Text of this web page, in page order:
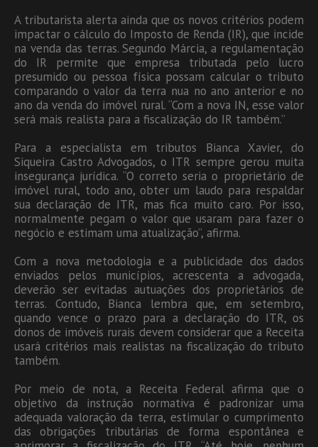
A tributarista alerta ainda que os novos critérios podem
impactar o cálculo do Imposto de Renda (IR), que incide
na venda das terras. Segundo Márcia, a regulamentação
do IR permite que empresa tributada pelo lucro
presumido ou pessoa física possam calcular o tributo
comparando o valor da terra nua no ano anterior e no
ano da venda do imóvel rural. “Com a nova IN, esse valor
será mais realista para a fiscalização do IR também.”
Para a especialista em tributos Bianca Xavier, do
Siqueira Castro Advogados, o ITR sempre gerou muita
insegurança jurídica. “O correto seria o proprietário de
imóvel rural, todo ano, obter um laudo para respaldar
sua declaração de ITR, mas fica muito caro. Por isso,
normalmente pegam o valor que usaram para fazer o
negócio e estimam uma atualização”, afirma.
Com a nova metodologia e a publicidade dos dados
enviados pelos municípios, acrescenta a advogada,
deverão ser evitadas autuações dos proprietários de
terras. Contudo, Bianca lembra que, em setembro,
quando vence o prazo para a declaração do ITR, os
donos de imóveis rurais devem considerar que a Receita
usará critérios mais realistas na fiscalização do tributo
também.
Por meio de nota, a Receita Federal afirma que o
objetivo da instrução normativa é padronizar uma
adequada valoração da terra, estimular o cumprimento
das obrigações tributárias de forma espontânea e